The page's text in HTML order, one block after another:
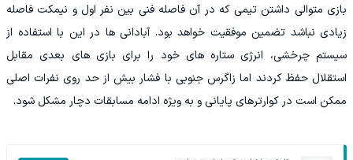
بازی متوالی داشتن تیمی که در آن فاصله فنی بین نفر اول و نیمکت فاصله
زیادی نباشد تضمین موفقیت خواهد بود. آبادانی ها در این با استفاده از
سیستم چرخشی، انرژی ستاره های خود را برای بازی های بعدی مقابل
استقلال حفظ کردند اما زاگرس جنوبی با فشار بیش از حد روی نفرات اصلی
ممکن است در کوارترهای پایانی و به ویژه ادامه مسابقات دچار مشکل شود.